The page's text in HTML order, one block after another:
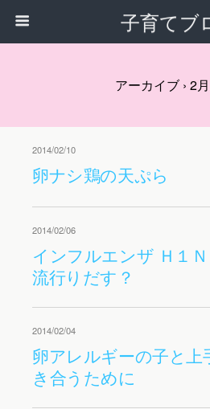
子育てブ
アーカイブ › 2
2014/02/10
卵ナシ鶏の天ぷら
2014/02/06
インフルエンザ Ｈ１
流行りだす？
2014/02/04
卵アレルギーの子と上
き合うために